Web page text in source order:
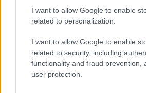
I want to allow Google to enable
related to personalization.
I want to allow Google to enable
related to security, including
functionality and fraud prevention,
user protection.